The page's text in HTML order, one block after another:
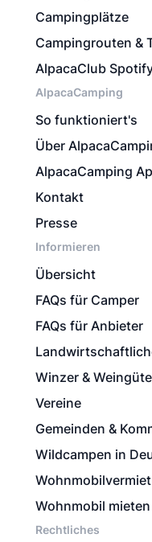
Campingplätze
Campingrouten &
AlpacaClub
AlpacaCamping
So funktioniert's
Über
AlpacaCamping
Kontakt
Presse
Informieren
Übersicht
FAQs für Camper
FAQs für Anbieter
Winzer &
Vereine
Gemeinden &
Wildcampen in
Wohnmobil mieten
Rechtliches